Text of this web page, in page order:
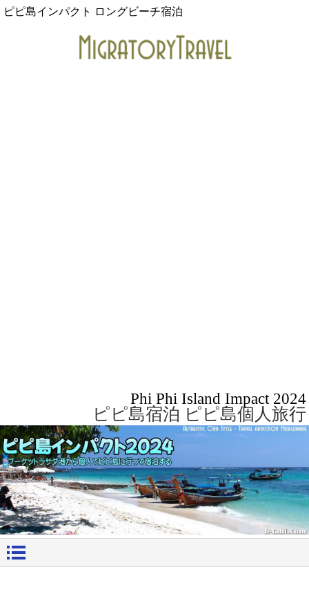
ピピ島インパクト ロングビーチ宿泊
Phi Phi Island Impact 2024
ピピ島宿泊 ピピ島個人旅行